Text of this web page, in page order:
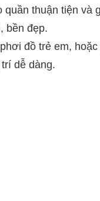
thuận tiện và
bền đẹp.
đồ trẻ em,
dễ dàng.